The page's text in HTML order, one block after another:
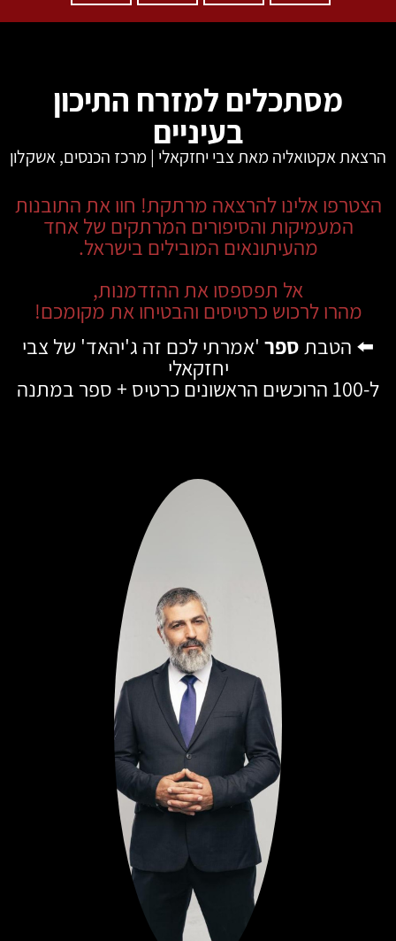
מסתכלים למזרח התיכון
בעיניים
הרצאת אקטואליה מאת צבי יחזקאלי | מרכז הכנסים, אשקלון
הצטרפו אלינו להרצאה מרתקת! חוו את התובנות
המעמיקות והסיפורים המרתקים של אחד
מהעיתונאים המובילים בישראל.
אל תפספסו את ההזדמנות,
מהרו לרכוש כרטיסים והבטיחו את מקומכם!
⬅️ הטבתספר 'אמרתי לכם זה ג'יהאד' של צבי
יחזקאלי
ל-100 הרוכשים הראשונים כרטיס + ספר במתנה